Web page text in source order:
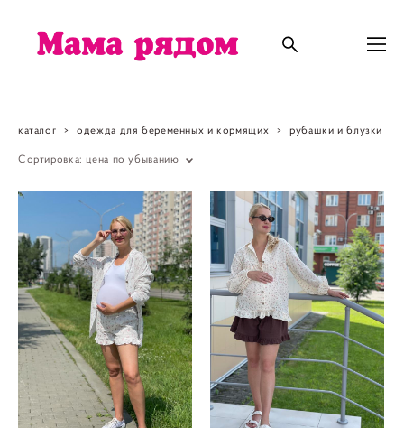
каталог > одежда для беременных и кормящих > рубашки и блузки
Сортировка: цена по убыванию